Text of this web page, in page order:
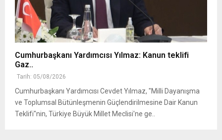
Cumhurbaşkanı Yardımcısı Yılmaz: Kanun teklifi
Gaz..
Tarih: 05/08/2026
Cumhurbaşkanı Yardımcısı Cevdet Yılmaz, "Milli Dayanışma
ve Toplumsal Bütünleşmenin Güçlendirilmesine Dair Kanun
Teklifi"nin, Türkiye Büyük Millet Meclisi'ne ge..